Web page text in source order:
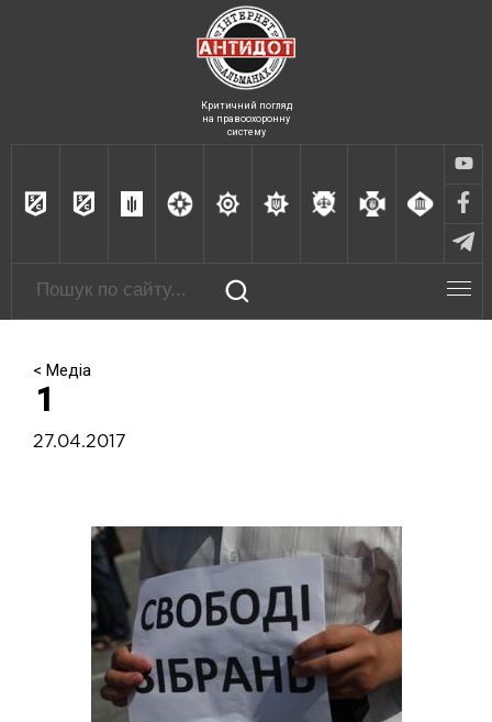
Критичний погляд
на правоохоронну
систему
< Медіа
1
27.04.2017